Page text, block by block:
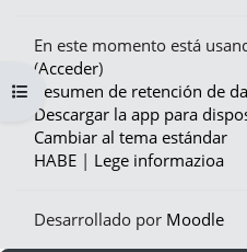
Abrir índice del curso
En este momento está
(Acceder)
Resumen de retención de
Descargar la app para
Cambiar al tema estándar
HABE | Lege informazioa
Desarrollado por Moodle